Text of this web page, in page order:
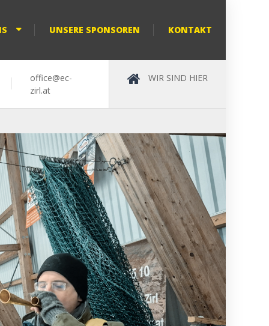
UNSERE SPONSOREN KONTAKT
office@ec-
zirl.at
WIR SIND HIER